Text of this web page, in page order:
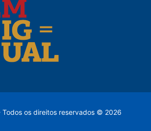
Todos os direitos reservados © 2026